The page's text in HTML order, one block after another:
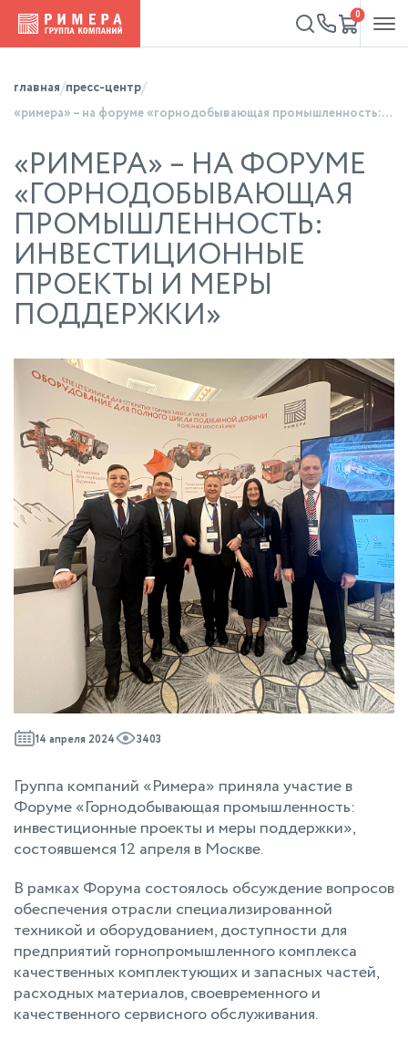
0
главная пресс-центр
«римера» – на форуме «горнодобывающая промышленность: инвестиционные проекты и меры поддержки»
«РИМЕРА» – НА ФОРУМЕ
«ГОРНОДОБЫВАЮЩАЯ
ПРОМЫШЛЕННОСТЬ:
ИНВЕСТИЦИОННЫЕ
ПРОЕКТЫ И МЕРЫ
ПОДДЕРЖКИ»
14 апреля 2024 3403
Группа компаний «Римера» приняла участие в
Форуме «Горнодобывающая промышленность:
инвестиционные проекты и меры поддержки»,
состоявшемся 12 апреля в Москве.
В рамках Форума состоялось обсуждение вопросов
обеспечения отрасли специализированной
техникой и оборудованием, доступности для
предприятий горнопромышленного комплекса
качественных комплектующих и запасных частей,
расходных материалов, своевременного и
качественного сервисного обслуживания.